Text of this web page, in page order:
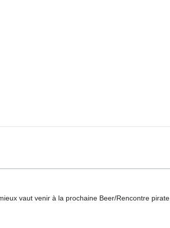
vaut venir à la prochaine Beer/Rencontre pirate.